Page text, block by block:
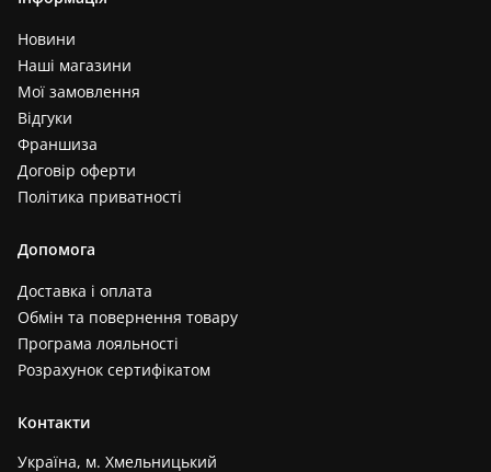
Новини
Наші магазини
Мої замовлення
Відгуки
Франшиза
Договір оферти
Політика приватності
Допомога
Доставка і оплата
Обмін та повернення товару
Програма лояльності
Розрахунок сертифікатом
Контакти
Україна, м. Хмельницький